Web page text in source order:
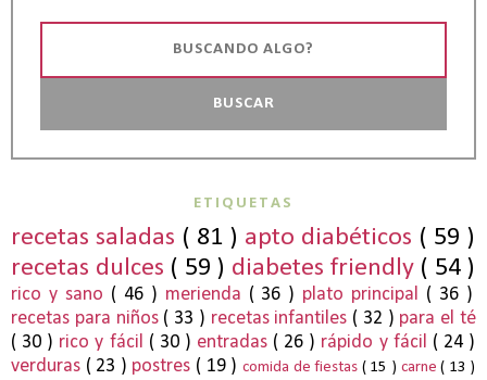
ETIQUETAS
recetas saladas ( 81 ) apto diabéticos ( 59 )
recetas dulces ( 59 ) diabetes friendly ( 54 )
rico y sano ( 46 ) merienda ( 36 ) plato principal ( 36 )
recetas para niños ( 33 ) recetas infantiles ( 32 ) para el té
( 30 ) rico y fácil ( 30 ) entradas ( 26 ) rápido y fácil ( 24 )
verduras ( 23 ) postres ( 19 ) comida de fiestas ( 15 ) carne( 13 )